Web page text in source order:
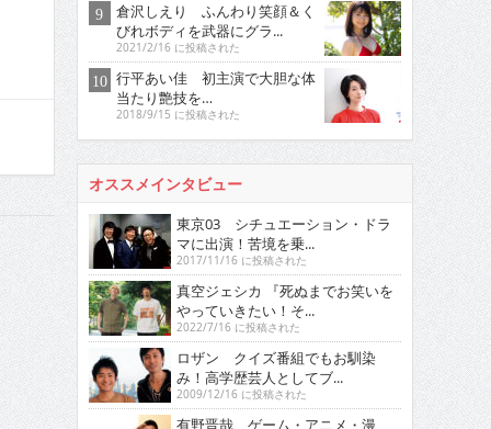
倉沢しえり ふんわり笑顔＆く
びれボディを武器にグラ...
2021/2/16 に投稿された
行平あい佳 初主演で大胆な体
当たり艶技を…
2018/9/15 に投稿された
オススメインタビュー
東京03 シチュエーション・ドラ
マに出演！苦境を乗...
2017/11/16 に投稿された
真空ジェシカ 『死ぬまでお笑いを
やっていきたい！そ...
2022/7/16 に投稿された
ロザン クイズ番組でもお馴染
み！高学歴芸人としてブ...
2009/12/16 に投稿された
有野晋哉 ゲーム・アニメ・漫